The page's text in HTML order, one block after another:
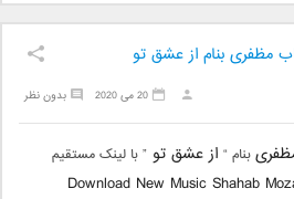
مظفری بنام از عشق تو
بدون نظر 20 می 2020
بنام “ از عشق تو” با لینک مستقیم
Download New Music Shahab